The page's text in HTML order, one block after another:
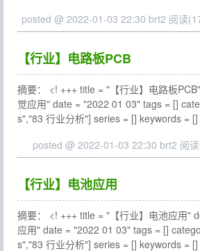
posted @ 2022-01-03 22:30 brt2 阅读
【行业】电路板PCB
摘要： <! +++ title = "【行业】电路板
觉应用" date = "2022 01 03" tags = []
s","83 行业分析"] series = [] keywords = []
posted @ 2022-01-03 22:30 brt2 阅
【行业】电池应用
摘要： <! +++ title = "【行业】电池应用"
应用" date = "2022 01 03" tags = []
s","83 行业分析"] series = [] keywords =